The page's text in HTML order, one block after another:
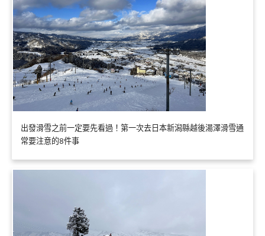
出發滑雪之前一定要先看過！第一次去日本新潟縣越後湯澤滑雪通
常要注意的8件事